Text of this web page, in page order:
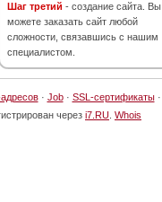
Шаг третий - создание сайта. Вы
можете заказать сайт любой
сложности, связавшись с нашим
специалистом.
· Job· SSL-сертификаты·
через i7.RU Whois